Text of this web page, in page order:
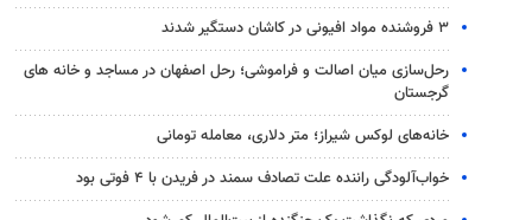
۳ فروشنده مواد افیونی در کاشان دستگیر شدند
رحل‌سازی میان اصالت و فراموشی؛ رحل اصفهان در مساجد و خانه های
گرجستان
خانه‌های لوکس شیراز؛ متر دلاری، معامله تومانی
خواب‌آلودگی راننده علت تصادف سمند در فریدن با ۴ فوتی بود